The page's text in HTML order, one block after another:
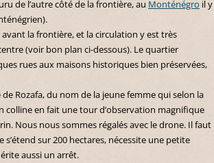
de l’autre côté de la frontière, au Monténégro il y
la frontière, et la circulation y est très
(voir bon plan ci-dessous). Le quartier
rues aux maisons historiques bien préservées,
Rozafa, du nom de la jeune femme qui selon la
colline en fait une tour d’observation magnifique
Nous nous sommes régalés avec le drone. Il faut
sur 200 hectares, nécessite une petite
aussi un arrêt.